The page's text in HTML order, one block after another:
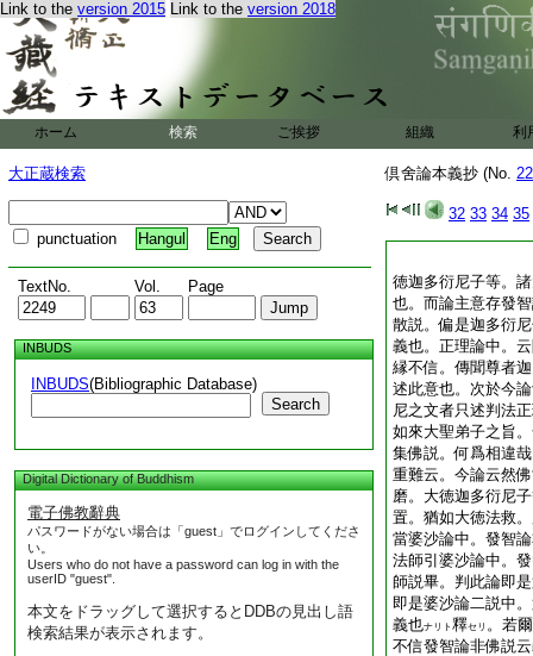
Link to the version 2015 Link to the version 2018
ホーム 検索 ご挨拶 組織 利
大正蔵検索
punctuation Hangul Eng
TextNo. Vol. Page
INBUDS
INBUDS(Bibliographic Database)
Search
Digital Dictionary of Buddhism
電子佛教辭典
パスワードがない場合は「guest」でログインしてくださ
い。
Users who do not have a password can log in with the
userID "guest".
本文をドラッグして選択するとDDBの見出し語
検索結果が表示されます。
倶舍論本義抄 (No.
32 33 34 35
徳迦多衍尼子等。
也。而論主意存發
散説。偏是迦多衍
義也。正理論中。
縁不信。傳聞尊者
述此意也。次於今
尼之文者只述判法
如來大聖弟子之旨
集佛説。何爲相違哉
重難云。今論云然
磨。大徳迦多衍尼
置。猶如大徳法救
當婆沙論中。發智
法師引婆沙論中。
師説畢。判此論即
即是婆沙論二説中
義也ナリト 釋セリ 。若
不信發智論非佛説